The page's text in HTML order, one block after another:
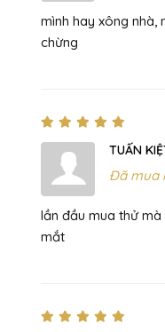
mình hay xông nhà,
chừng
TUẤN
Đã mua
lần đầu mua thử
mắt